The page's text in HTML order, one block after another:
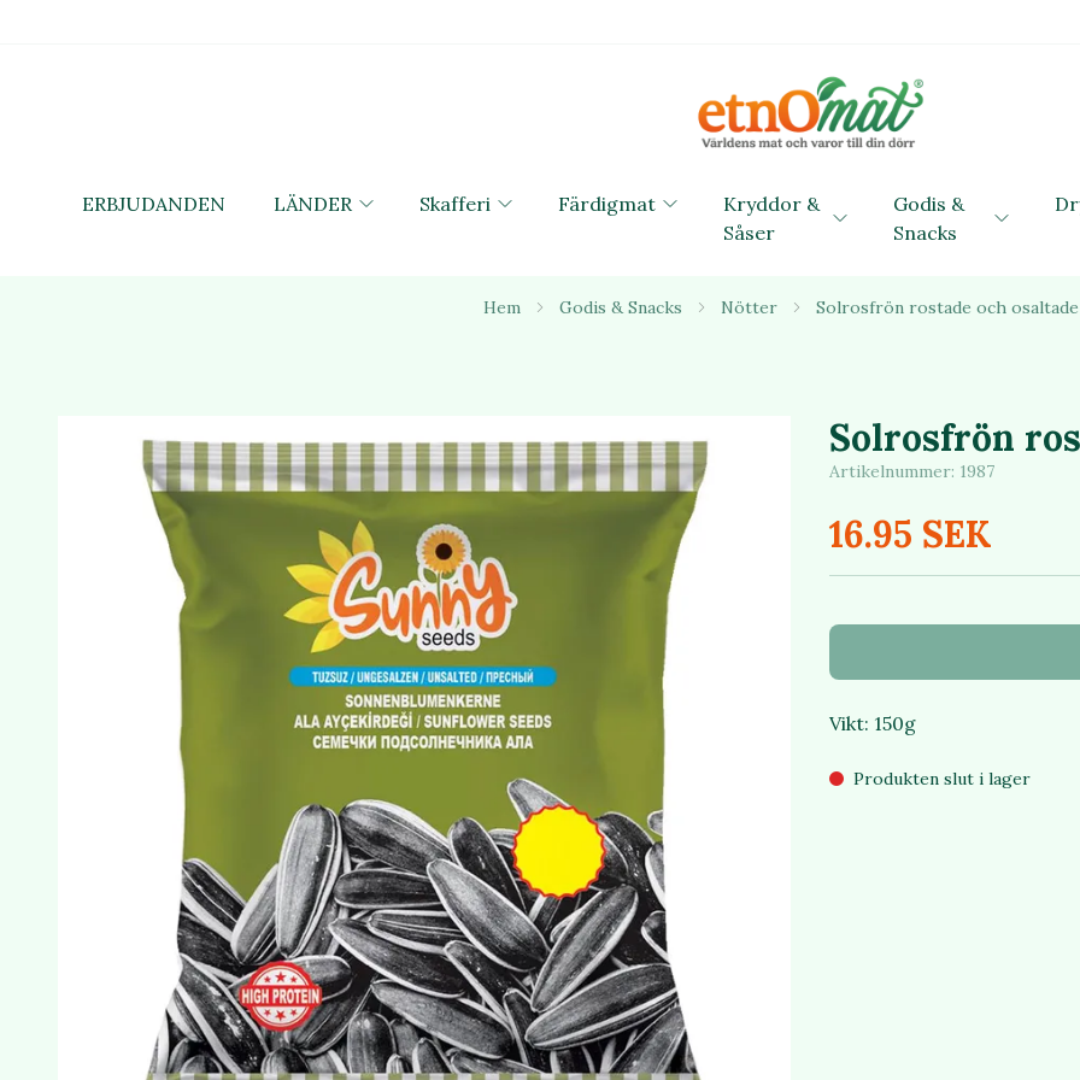
ERBJUDANDEN LÄNDER Skafferi Färdigmat
Kryddor &
Såser
Godis &
Snacks
Hem Godis & Snacks Nötter Solrosfrön rostade och
Solrosfrön
Artikelnummer: 1987
16.95 SEK
Vikt: 150g
Produkten slut i lager